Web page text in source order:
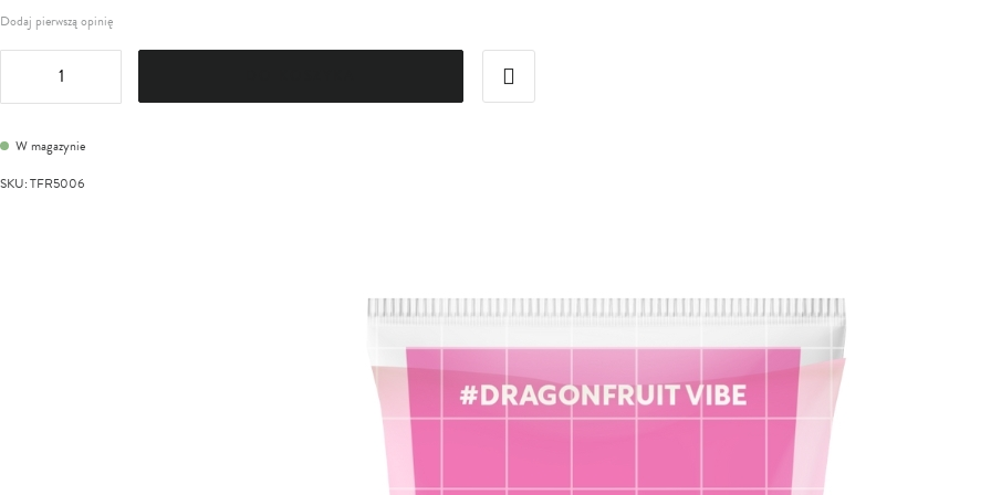
Dodaj pierwszą opinię
W magazynie
SKU:TFR5006